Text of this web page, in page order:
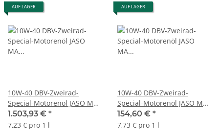
AUF LAGER
10W-40 DBV-Zweirad-
Special-Motorenöl JASO MA
(4-Takt) 208-Liter-Fass
1.503,93 € *
7,23 € pro 1 l
AUF LAGER
10W-40 DBV-Zweirad-
Special-Motorenöl JASO MA
(4-Takt) 4 x 5-Liter-Kanne
154,60 € *
7,73 € pro 1 l